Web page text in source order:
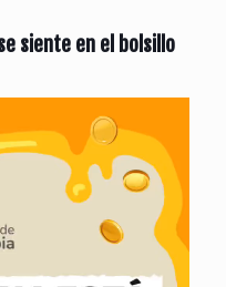
siente en el bolsillo